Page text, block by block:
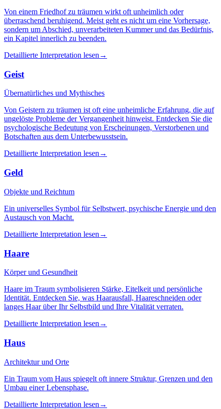
Von einem Friedhof zu träumen wirkt oft unheimlich oder
überraschend beruhigend. Meist geht es nicht um eine Vorhersage,
sondern um Abschied, unverarbeiteten Kummer und das Bedürfnis,
ein Kapitel innerlich zu beenden.
Detaillierte Interpretation lesen →
Geist
Übernatürliches und Mythisches
Von Geistern zu träumen ist oft eine unheimliche Erfahrung, die auf
ungelöste Probleme der Vergangenheit hinweist. Entdecken Sie die
psychologische Bedeutung von Erscheinungen, Verstorbenen und
Botschaften aus dem Unterbewusstsein.
Detaillierte Interpretation lesen →
Geld
Objekte und Reichtum
Ein universelles Symbol für Selbstwert, psychische Energie und den
Austausch von Macht.
Detaillierte Interpretation lesen →
Haare
Körper und Gesundheit
Haare im Traum symbolisieren Stärke, Eitelkeit und persönliche
Identität. Entdecken Sie, was Haarausfall, Haareschneiden oder
langes Haar über Ihr Selbstbild und Ihre Vitalität verraten.
Detaillierte Interpretation lesen →
Haus
Architektur und Orte
Ein Traum vom Haus spiegelt oft innere Struktur, Grenzen und den
Umbau einer Lebensphase.
Detaillierte Interpretation lesen →